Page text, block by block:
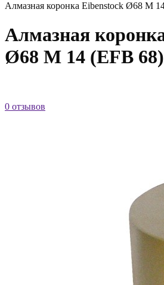
Алмазная коронка Eibenstock Ø68 M
Алмазная
Ø68 M 14 (EFB 68)
0 отзывов